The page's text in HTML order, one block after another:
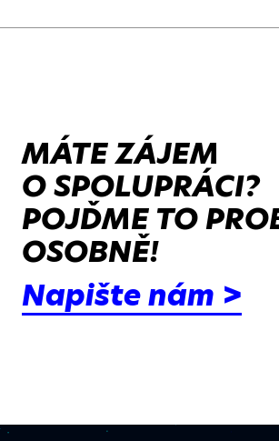
MÁTE ZÁJEM
O SPOLUPRÁCI?
POJĎME TO
OSOBNĚ!
Napište nám >